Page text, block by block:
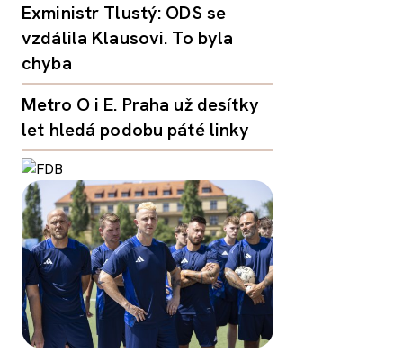
Exministr Tlustý: ODS se
vzdálila Klausovi. To byla
chyba
Metro O i E. Praha už desítky
let hledá podobu páté linky